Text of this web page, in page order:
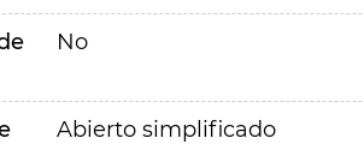
No
Abierto simplificado